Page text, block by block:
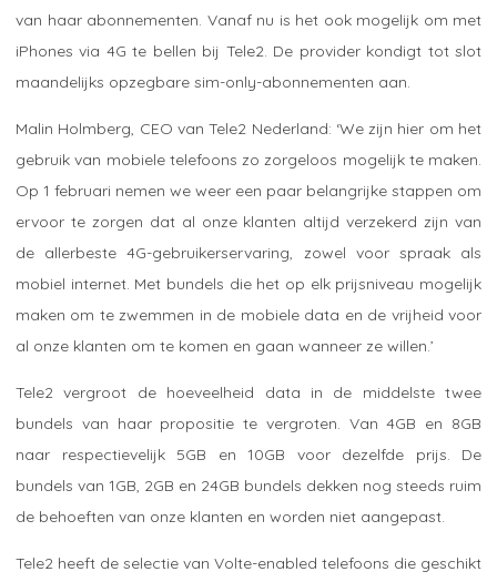
van haar abonnementen. Vanaf nu is het ook mogelijk om met
iPhones via 4G te bellen bij Tele2. De provider kondigt tot slot
maandelijks opzegbare sim-only-abonnementen aan.
Malin Holmberg, CEO van Tele2 Nederland: ‘We zijn hier om het
gebruik van mobiele telefoons zo zorgeloos mogelijk te maken.
Op 1 februari nemen we weer een paar belangrijke stappen om
ervoor te zorgen dat al onze klanten altijd verzekerd zijn van
de allerbeste 4G-gebruikerservaring, zowel voor spraak als
mobiel internet. Met bundels die het op elk prijsniveau mogelijk
maken om te zwemmen in de mobiele data en de vrijheid voor
al onze klanten om te komen en gaan wanneer ze willen.’
Tele2 vergroot de hoeveelheid data in de middelste twee
bundels van haar propositie te vergroten. Van 4GB en 8GB
naar respectievelijk 5GB en 10GB voor dezelfde prijs. De
bundels van 1GB, 2GB en 24GB bundels dekken nog steeds ruim
de behoeften van onze klanten en worden niet aangepast.
Tele2 heeft de selectie van Volte-enabled telefoons die geschikt